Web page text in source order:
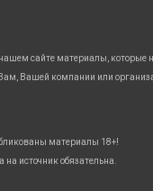
сайте материалы, которые
Вашей компании или
материалы 18+!
источник обязательна.